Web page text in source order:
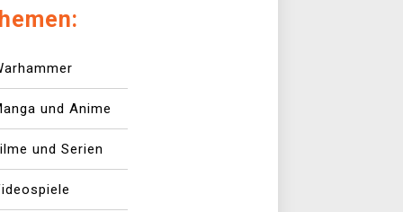
und Anime
und Serien